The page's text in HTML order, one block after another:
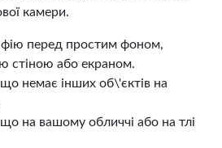
камери.
перед простим фоном,
стіною або екраном.
немає інших об\'єктів на
на вашому обличчі або на тлі